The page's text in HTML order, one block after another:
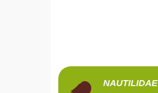
NAUTILIDAE